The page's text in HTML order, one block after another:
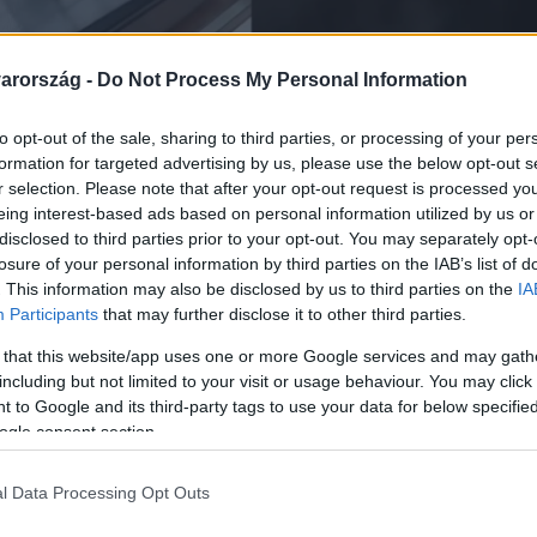
- Do Not Process My Personal Information
opt-out of the sale, sharing to third parties, or processing of your
for targeted advertising by us, please use the below opt-out
selection. Please note that after your opt-out request is processed
interest-based ads based on personal information utilized by us
to third parties prior to your opt-out. You may separately
of your personal information by third parties on the IAB’s list of
This information may also be disclosed by us to third parties on the
Participants that may further disclose it to other third parties.
that this website/app uses one or more Google services and may
but not limited to your visit or usage behaviour. You may
to Google and its third-party tags to use your data for below
consent section.
Data Processing Opt Outs
Link másolása
megkérdezte Takács Pétert, hol
egy lélegeztetőgépeket beszerző cégből
durván válaszolt, és tagadta, hogy
hogy feljelenti a férfit.